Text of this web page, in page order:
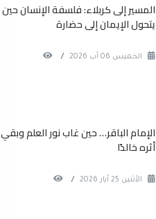
المسير إلى كربلاء: فلسفة الإنسان حين
يتحول الإيمان إلى حضارة
الخميس 06 آب 2026 /
الإمام الباقر… حين غاب نور العلم وبقي
أثره خالدًا
الأثنين 25 آيار 2026 /